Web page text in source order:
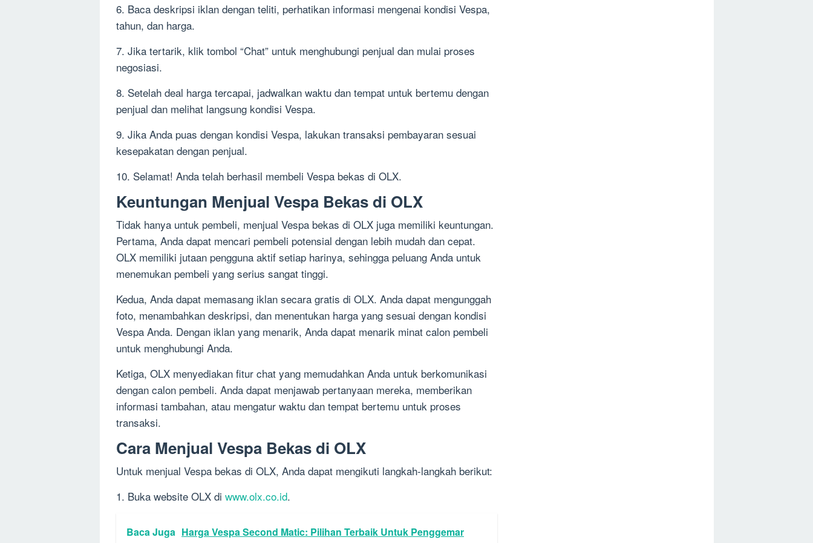
6. Baca deskripsi iklan dengan teliti, perhatikan informasi mengenai kondisi Vespa,
tahun, dan harga.
7. Jika tertarik, klik tombol “Chat” untuk menghubungi penjual dan mulai proses
negosiasi.
8. Setelah deal harga tercapai, jadwalkan waktu dan tempat untuk bertemu dengan
penjual dan melihat langsung kondisi Vespa.
9. Jika Anda puas dengan kondisi Vespa, lakukan transaksi pembayaran sesuai
kesepakatan dengan penjual.
10. Selamat! Anda telah berhasil membeli Vespa bekas di OLX.
Keuntungan Menjual Vespa Bekas di OLX
Tidak hanya untuk pembeli, menjual Vespa bekas di OLX juga memiliki keuntungan.
Pertama, Anda dapat mencari pembeli potensial dengan lebih mudah dan cepat.
OLX memiliki jutaan pengguna aktif setiap harinya, sehingga peluang Anda untuk
menemukan pembeli yang serius sangat tinggi.
Kedua, Anda dapat memasang iklan secara gratis di OLX. Anda dapat mengunggah
foto, menambahkan deskripsi, dan menentukan harga yang sesuai dengan kondisi
Vespa Anda. Dengan iklan yang menarik, Anda dapat menarik minat calon pembeli
untuk menghubungi Anda.
Ketiga, OLX menyediakan fitur chat yang memudahkan Anda untuk berkomunikasi
dengan calon pembeli. Anda dapat menjawab pertanyaan mereka, memberikan
informasi tambahan, atau mengatur waktu dan tempat bertemu untuk proses
transaksi.
Cara Menjual Vespa Bekas di OLX
Untuk menjual Vespa bekas di OLX, Anda dapat mengikuti langkah-langkah berikut:
1. Buka website OLX di www.olx.co.id.
Baca Juga Harga Vespa Second Matic: Pilihan Terbaik Untuk Penggemar